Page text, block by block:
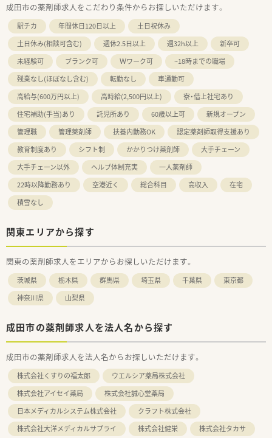
成田市の薬剤師求人をこだわり条件からお探しいただけます。
駅チカ 年間休日120日以上
土日祝休み
土日休み(相談可含む)
週休2.5日以上 週32h以上
新卒可
未経験可
ブランク可 Ｗワーク可
~18時までの職場
残業なし(ほぼなし含む)
転勤なし
車通勤可
高給与(600万円以上)
高時給(2,500円以上)
寮・借上社宅あり
住宅補助(手当)あり
託児所あり 60歳以上可
新規オープン
管理職
管理薬剤師 扶養内勤務OK
認定薬剤師取得支援あり
教育制度あり
シフト制 かかりつけ薬剤師
大手チェーン
大手チェーン以外
ヘルプ体制充実
一人薬剤師
22時以降勤務あり
空港近く 総合科目 高収入
在宅
積雪なし
関東エリアから探す
関東の薬剤師求人をエリアからお探しいただけます。
茨城県 栃木県 群馬県 埼玉県 千葉県
東京都
神奈川県
山梨県
成田市の薬剤師求人を法人名から探す
成田市の薬剤師求人を法人名からお探しいただけます。
株式会社くすりの福太郎
ウエルシア薬局株式会社
株式会社アイセイ薬局
株式会社誠心堂薬局
日本メディカルシステム株式会社
クラフト株式会社
株式会社大洋メディカルサプライ
株式会社健栄
株式会社タカサ